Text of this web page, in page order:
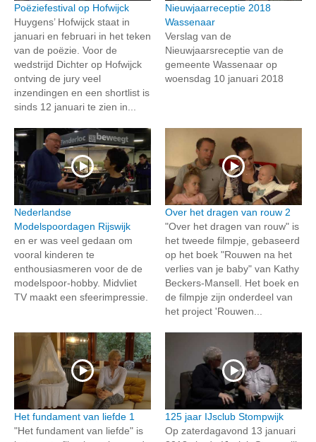
Poëziefestival op Hofwijck
Huygens’ Hofwijck staat in
januari en februari in het teken
van de poëzie. Voor de
wedstrijd Dichter op Hofwijck
ontving de jury veel
inzendingen en een shortlist is
sinds 12 januari te zien in...
Nieuwjaarreceptie 2018
Wassenaar
Verslag van de
Nieuwjaarsreceptie van de
gemeente Wassenaar op
woensdag 10 januari 2018
Nederlandse
Modelspoordagen Rijswijk
en er was veel gedaan om
vooral kinderen te
enthousiasmeren voor de de
modelspoor-hobby. Midvliet
TV maakt een sfeerimpressie.
Over het dragen van rouw 2
"Over het dragen van rouw" is
het tweede filmpje, gebaseerd
op het boek "Rouwen na het
verlies van je baby" van Kathy
Beckers-Mansell. Het boek en
de filmpje zijn onderdeel van
het project 'Rouwen...
Het fundament van liefde 1
"Het fundament van liefde" is
125 jaar IJsclub Stompwijk
Op zaterdagavond 13 januari